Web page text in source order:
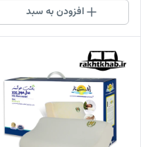
افزودن به سبد